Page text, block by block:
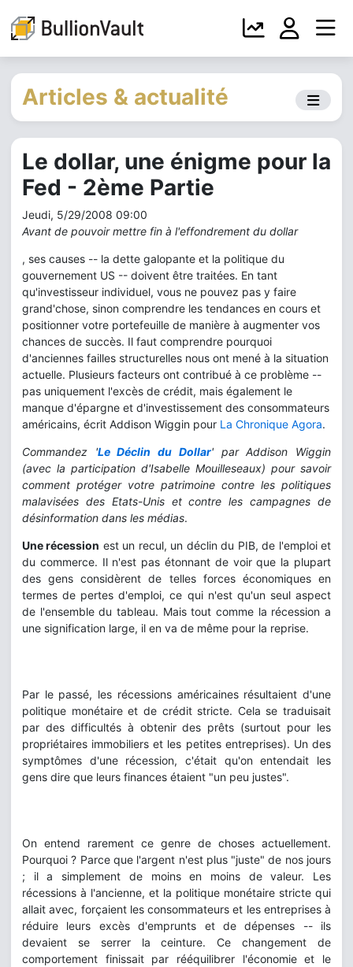
Articles & actualité
Le dollar, une énigme pour la
Fed - 2ème Partie
Jeudi, 5/29/2008 09:00
Avant de pouvoir mettre fin à l'effondrement du dollar
, ses causes -- la dette galopante et la politique du
gouvernement US -- doivent être traitées. En tant
qu'investisseur individuel, vous ne pouvez pas y faire
grand'chose, sinon comprendre les tendances en cours et
positionner votre portefeuille de manière à augmenter vos
chances de succès. Il faut comprendre pourquoi
d'anciennes failles structurelles nous ont mené à la situation
actuelle. Plusieurs facteurs ont contribué à ce problème --
pas uniquement l'excès de crédit, mais également le
manque d'épargne et d'investissement des consommateurs
américains, écrit Addison Wiggin pour La Chronique Agora.
Commandez 'Le Déclin du Dollar' par Addison Wiggin
(avec la participation d'Isabelle Mouilleseaux) pour savoir
comment protéger votre patrimoine contre les politiques
malavisées des Etats-Unis et contre les campagnes de
désinformation dans les médias.
Une récession est un recul, un déclin du PIB, de l'emploi et
du commerce. Il n'est pas étonnant de voir que la plupart
des gens considèrent de telles forces économiques en
termes de pertes d'emploi, ce qui n'est qu'un seul aspect
de l'ensemble du tableau. Mais tout comme la récession a
une signification large, il en va de même pour la reprise.
Par le passé, les récessions américaines résultaient d'une
politique monétaire et de crédit stricte. Cela se traduisait
par des difficultés à obtenir des prêts (surtout pour les
propriétaires immobiliers et les petites entreprises). Un des
symptômes d'une récession, c'était qu'on entendait les
gens dire que leurs finances étaient "un peu justes".
On entend rarement ce genre de choses actuellement.
Pourquoi ? Parce que l'argent n'est plus "juste" de nos jours
; il a simplement de moins en moins de valeur. Les
récessions à l'ancienne, et la politique monétaire stricte qui
allait avec, forçaient les consommateurs et les entreprises à
réduire leurs excès d'emprunts et de dépenses -- ils
devaient se serrer la ceinture. Ce changement de
comportement finissait par rééquilibrer l'économie et le